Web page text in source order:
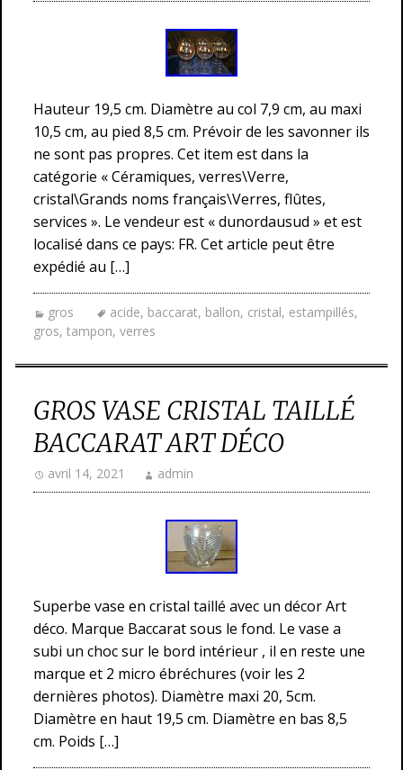
Hauteur 19,5 cm. Diamètre au col 7,9 cm, au maxi
10,5 cm, au pied 8,5 cm. Prévoir de les savonner ils
ne sont pas propres. Cet item est dans la
catégorie « Céramiques, verres\Verre,
cristal\Grands noms français\Verres, flûtes,
services ». Le vendeur est « dunordausud » et est
localisé dans ce pays: FR. Cet article peut être
expédié au […]
gros acide, baccarat, ballon, cristal, estampillés,
gros, tampon, verres
GROS VASE CRISTAL TAILLÉ
BACCARAT ART DÉCO
avril 14, 2021 admin
Superbe vase en cristal taillé avec un décor Art
déco. Marque Baccarat sous le fond. Le vase a
subi un choc sur le bord intérieur , il en reste une
marque et 2 micro ébréchures (voir les 2
dernières photos). Diamètre maxi 20, 5cm.
Diamètre en haut 19,5 cm. Diamètre en bas 8,5
cm. Poids […]